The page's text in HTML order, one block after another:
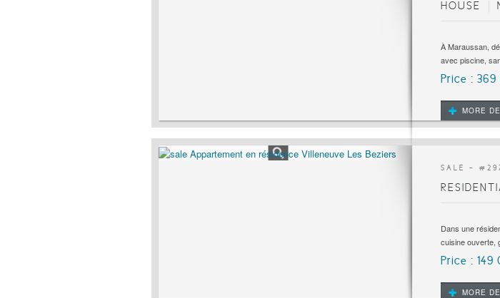
HOUSE
À Maraussan,
avec piscine,
Price :
MORE
SALE - #
Dans une
cuisine ouverte,
Price :
MORE